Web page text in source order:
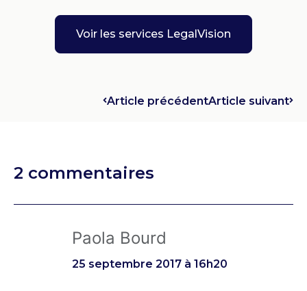
Voir les services LegalVision
Article précédentArticle suivant
2 commentaires
Paola Bourd
25 septembre 2017 à 16h20